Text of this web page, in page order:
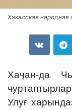
Хакасская народная
Хаӌан-да
Улуғ